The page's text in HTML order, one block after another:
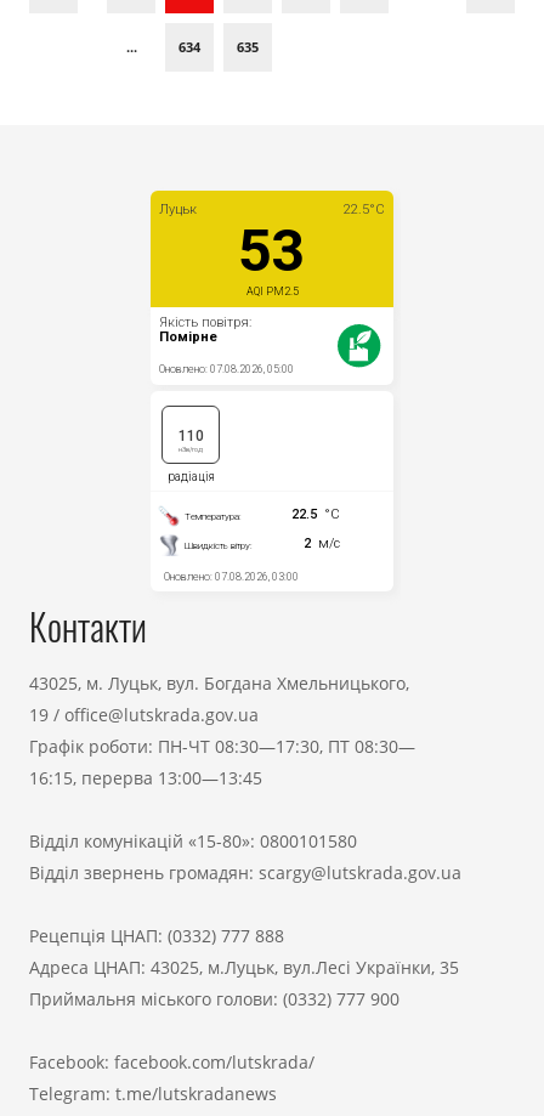
... 634 635
Контакти
43025, м. Луцьк, вул. Богдана Хмельницького,
19 / office@lutskrada.gov.ua
Графік роботи: ПН-ЧТ 08:30—17:30, ПТ 08:30—
16:15, перерва 13:00—13:45
Відділ комунікацій «15-80»: 0800101580
Відділ звернень громадян: scargy@lutskrada.gov.ua
Рецепція ЦНАП: (0332) 777 888
Адреса ЦНАП: 43025, м.Луцьк, вул.Лесі Українки, 35
Приймальня міського голови: (0332) 777 900
Facebook: facebook.com/lutskrada/
Telegram: t.me/lutskradanews